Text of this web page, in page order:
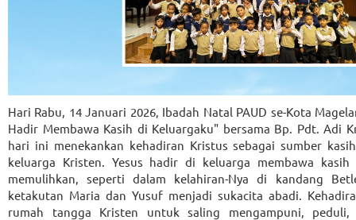
Hari Rabu, 14 Januari 2026, Ibadah Natal PAUD se-Kota
Hadir Membawa Kasih di Keluargaku" bersama Bp. Pdt. Adi
hari ini menekankan kehadiran Kristus sebagai sumber
keluarga Kristen. Yesus hadir di keluarga membawa kasih
memulihkan, seperti dalam kelahiran-Nya di kandang
ketakutan Maria dan Yusuf menjadi sukacita abadi.
rumah tangga Kristen untuk saling mengampuni, peduli,